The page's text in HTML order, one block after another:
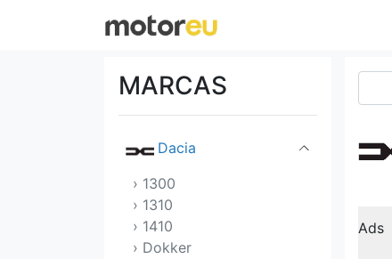
MARCAS
Chrysler
Dacia
› 1300
› 1310
› 1410
› Dokker
Ads